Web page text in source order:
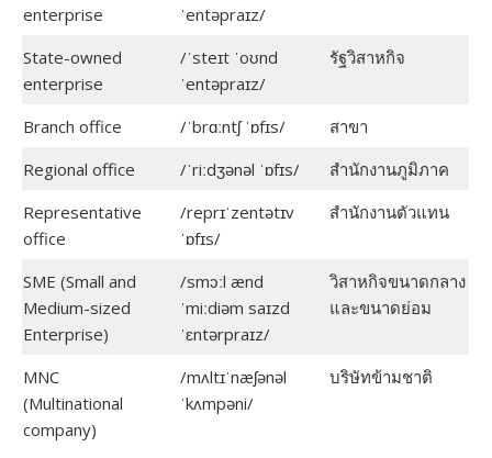
enterprise
ˈentəpraɪz/
State-owned
enterprise
/ˈsteɪt ˈoʊnd
ˈentəpraɪz/
รัฐวิสาหกิจ
Branch office /ˈbrɑːntʃ ˈɒfɪs/
สาขา
Regional office
/ˈriːdʒənəl ˈɒfɪs/
สำนักงานภูมิภาค
Representative
office
/reprɪˈzentətɪv
ˈɒfɪs/
สำนักงานตัวแทน
SME (Small and
Medium-sized
Enterprise)
/smɔːl ænd
ˈmiːdiəm saɪzd
ˈɛntərpraɪz/
วิสาหกิจขนาดกลาง
และขนาดย่อม
MNC
(Multinational
company)
/mʌltɪˈnæʃənəl
ˈkʌmpəni/
บริษัทข้ามชาติ